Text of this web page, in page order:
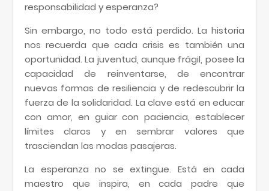
responsabilidad y esperanza?
Sin embargo, no todo está perdido. La historia
nos recuerda que cada crisis es también una
oportunidad. La juventud, aunque frágil, posee la
capacidad de reinventarse, de encontrar
nuevas formas de resiliencia y de redescubrir la
fuerza de la solidaridad. La clave está en educar
con amor, en guiar con paciencia, establecer
límites claros y en sembrar valores que
trasciendan las modas pasajeras.
La esperanza no se extingue. Está en cada
maestro que inspira, en cada padre que